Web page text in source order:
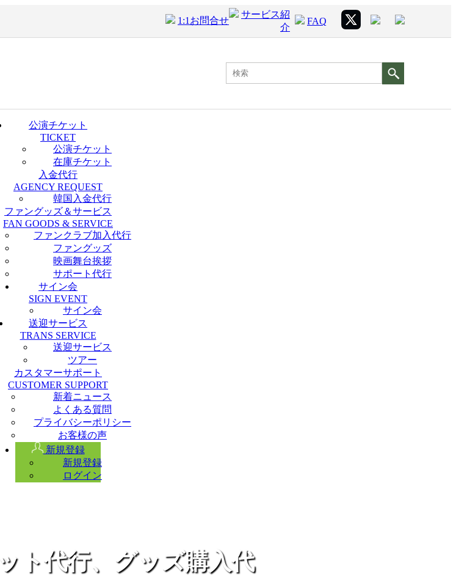
1:1お問合せ
サービス紹
介
FAQ
公演チケット
TICKET
公演チケット
在庫チケット
入金代行
AGENCY REQUEST
韓国入金代行
ファングッズ＆サービス
FAN GOODS & SERVICE
ファンクラブ加入代行
ファングッズ
映画舞台挨拶
サポート代行
サイン会
SIGN EVENT
サイン会
送迎サービス
TRANS SERVICE
送迎サービス
ツアー
カスタマーサポート
CUSTOMER SUPPORT
新着ニュース
よくある質問
プライバシーポリシー
お客様の声
新規登録
新規登録
ログイン
ト代行、グッズ購入代